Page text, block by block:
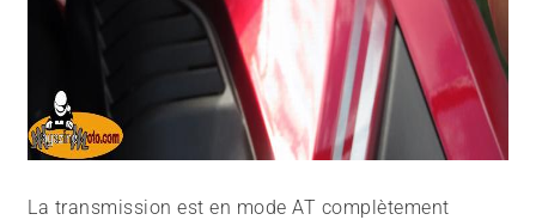
La transmission est en mode AT complètement